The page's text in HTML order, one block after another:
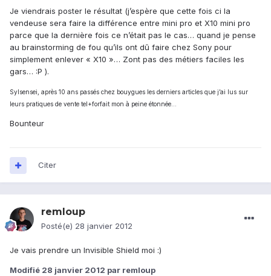
Je viendrais poster le résultat (j’espère que cette fois ci la
vendeuse sera faire la différence entre mini pro et X10 mini pro
parce que la dernière fois ce n’était pas le cas… quand je pense
au brainstorming de fou qu’ils ont dû faire chez Sony pour
simplement enlever « X10 »… Zont pas des métiers faciles les
gars… :P ).
Sylsensei, après 10 ans passés chez bouygues les derniers articles que j’ai lus sur
leurs pratiques de vente tel+forfait mon à peine étonnée…
Bounteur
Citer
remloup
Posté(e) 28 janvier 2012
Je vais prendre un Invisible Shield moi :)
Modifié 28 janvier 2012 par remloup